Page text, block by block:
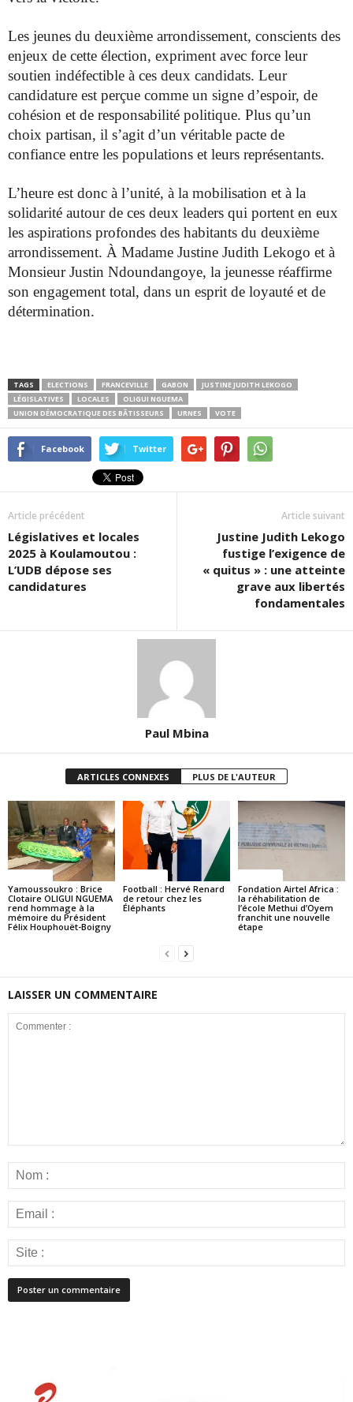
Les jeunes du deuxième arrondissement, conscients des
enjeux de cette élection, expriment avec force leur
soutien indéfectible à ces deux candidats. Leur
candidature est perçue comme un signe d’espoir, de
cohésion et de responsabilité politique. Plus qu’un
choix partisan, il s’agit d’un véritable pacte de
confiance entre les populations et leurs représentants.
L’heure est donc à l’unité, à la mobilisation et à la
solidarité autour de ces deux leaders qui portent en eux
les aspirations profondes des habitants du deuxième
arrondissement. À Madame Justine Judith Lekogo et à
Monsieur Justin Ndoundangoye, la jeunesse réaffirme
son engagement total, dans un esprit de loyauté et de
détermination.
TAGS ELECTIONS FRANCEVILLE GABON
JUSTINE JUDITH LEKOGO
LÉGISLATIVES
LOCALES
OLIGUI NGUEMA
UNION DÉMOCRATIQUE DES BÂTISSEURS
URNES VOTE
Facebook Twitter
Article précédent
Législatives et locales
2025 à Koulamoutou :
L’UDB dépose ses
candidatures
Article suivant
Justine Judith Lekogo
fustige l’exigence de
« quitus » : une atteinte
grave aux libertés
fondamentales
Paul Mbina
ARTICLES CONNEXES PLUS DE L'AUTEUR
Yamoussoukro : Brice
Clotaire OLIGUI NGUEMA
rend hommage à la
mémoire du Président
Félix Houphouët-Boigny
Football : Hervé Renard
de retour chez les
Éléphants
Fondation Airtel Africa :
la réhabilitation de
l’école Methui d’Oyem
franchit une nouvelle
étape
LAISSER UN COMMENTAIRE